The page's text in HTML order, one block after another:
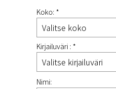
Koko: *
Kirjailuväri : *
Nimi: